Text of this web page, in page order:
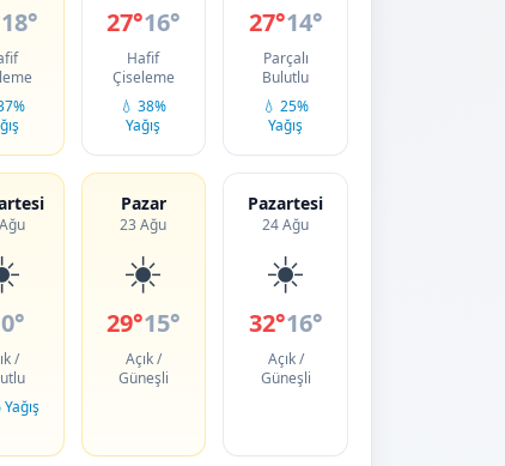
18° 27°16°
Hafif
Çiseleme
💧 38%
Yağış
27°14°
Parçalı
Bulutlu
💧 25%
Yağış
0°
/
Yağış
Pazar
23 Ağu
☀️
29°15°
Açık /
Güneşli
Pazartesi
24 Ağu
☀️
32°16°
Açık /
Güneşli